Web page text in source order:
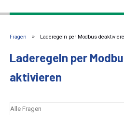
Fragen Laderegeln per Modbus
Laderegeln per
aktivieren